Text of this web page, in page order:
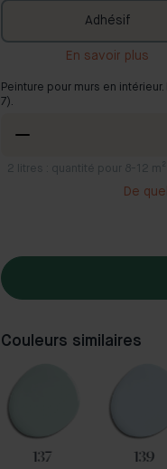
Adhésif
En savoir plus
Peinture pour murs en
7).
2 litres : quantité pour 8-12
De
Couleurs similaires
137 139